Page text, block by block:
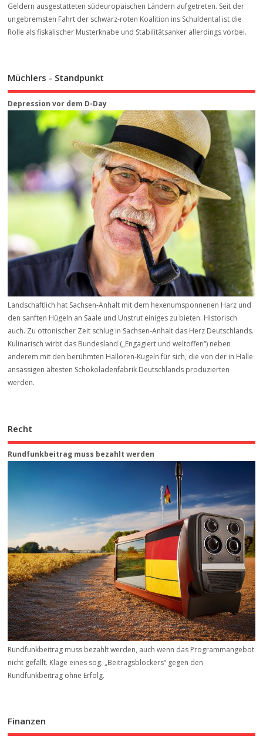
Geldern ausgestatteten südeuropäischen Ländern aufgetreten. Seit der
ungebremsten Fahrt der schwarz-roten Koalition ins Schuldental ist die
Rolle als fiskalischer Musterknabe und Stabilitätsanker allerdings vorbei.
Müchlers - Standpunkt
Depression vor dem D-Day
Landschaftlich hat Sachsen-Anhalt mit dem hexenumsponnenen Harz und
den sanften Hügeln an Saale und Unstrut einiges zu bieten. Historisch
auch. Zu ottonischer Zeit schlug in Sachsen-Anhalt das Herz Deutschlands.
Kulinarisch wirbt das Bundesland („Engagiert und weltoffen“) neben
anderem mit den berühmten Halloren-Kugeln für sich, die von der in Halle
ansässigen ältesten Schokoladenfabrik Deutschlands produzierten
werden.
Recht
Rundfunkbeitrag muss bezahlt werden
Rundfunkbeitrag muss bezahlt werden, auch wenn das Programmangebot
nicht gefällt. Klage eines sog. „Beitrags­blockers“ gegen den
Rundfunkbeitrag ohne Erfolg.
Finanzen